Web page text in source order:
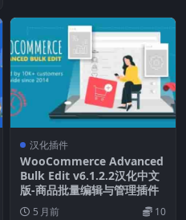
汉化插件
WooCommerce Advanced
Bulk Edit v6.1.2.2汉化中文
版-商品批量编辑与管理插件
5 月前 10